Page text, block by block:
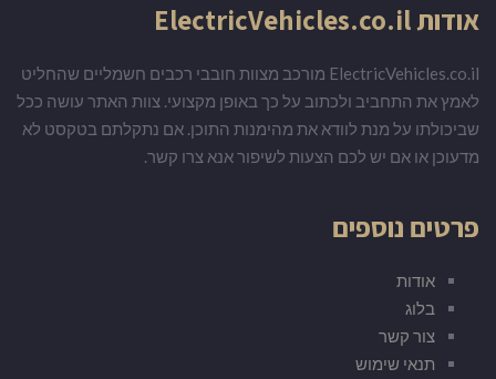
אודות ElectricVehicles.co.il
ElectricVehicles.co.il מורכב מצוות חובבי רכבים חשמליים שהחליט
לאמץ את התחביב ולכתוב על כך באופן מקצועי. צוות האתר עושה ככל
שביכולתו על מנת לוודא את מהימנות התוכן. אם נתקלתם בטקסט לא
מדעוכן או אם יש לכם הצעות לשיפור אנא צרו קשר.
פרטים נוספים
אודות
בלוג
צור קשר
תנאי שימוש